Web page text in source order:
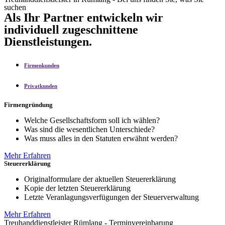
suchen
Als Ihr Partner entwickeln wir
individuell zugeschnittene
Dienstleistungen.
Firmenkunden
Privatkunden
Firmengründung
Welche Gesellschaftsform soll ich wählen?
Was sind die wesentlichen Unterschiede?
Was muss alles in den Statuten erwähnt werden?
Mehr Erfahren
Steuererklärung
Originalformulare der aktuellen Steuererklärung
Kopie der letzten Steuererklärung
Letzte Veranlagungsverfügungen der Steuerverwaltung
Mehr Erfahren
Treuhanddienstleister Rümlang - Terminvereinbarung